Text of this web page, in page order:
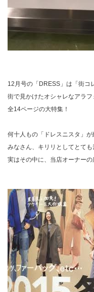
12月号の「DRESS」は「街コ
街で見かけたオシャレなアラフ
全14ページの大特集！
何十人もの「ドレスニスタ」が
みなさん、キリリとしてとて
実はその中に、当店オーナー